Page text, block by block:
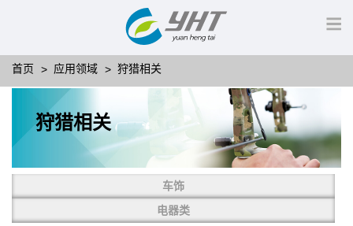
首页 应用领域 狩猎相关
狩猎相关
车饰
电器类